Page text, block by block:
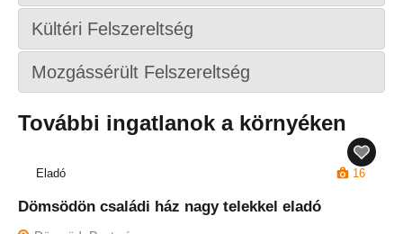
Kültéri Felszereltség
Mozgássérült Felszereltség
További ingatlanok a környéken
Eladó 16
Dömsödön családi ház nagy telekkel eladó